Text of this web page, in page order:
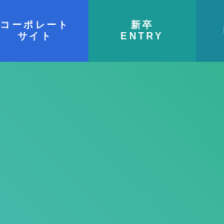
コーポレート
サイト
新卒
ENTRY